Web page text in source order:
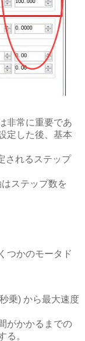
非常に重要であ
定した後、基本
されるステップ
ステップ数を
つかのモータド
乗) から最大速度
がかかるまでの
る。